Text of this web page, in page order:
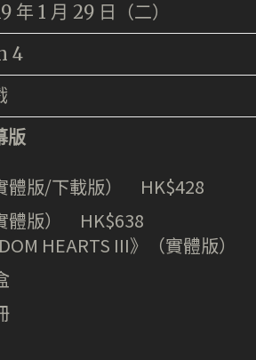
年 1 月 29 日（二）
4
版
體版/下載版） HK$428
體版） HK$638
HEARTS III》（實體版）